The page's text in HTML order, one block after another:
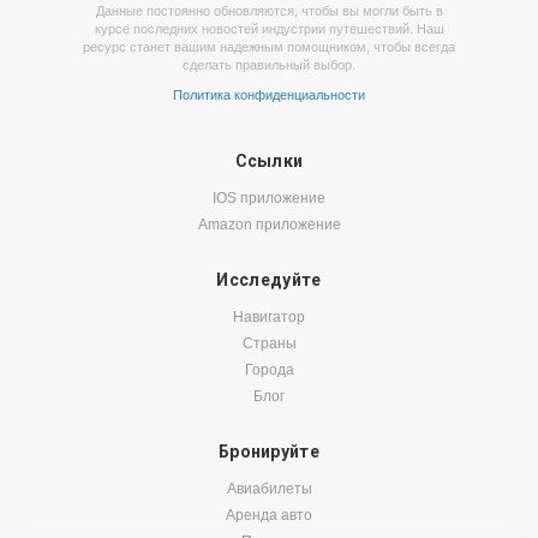
Данные постоянно обновляются, чтобы вы могли быть в
курсе последних новостей индустрии путешествий. Наш
ресурс станет вашим надежным помощником, чтобы всегда
сделать правильный выбор.
Политика конфиденциальности
Ссылки
IOS приложение
Amazon приложение
Исследуйте
Навигатор
Страны
Города
Блог
Бронируйте
Авиабилеты
Аренда авто